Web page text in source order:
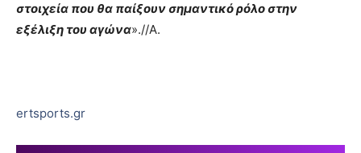
στοιχεία που θα παίξουν σημαντικό ρόλο στην
εξέλιξη του αγώνα».//Α.
ertsports.gr